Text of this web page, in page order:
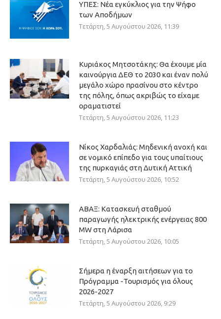
ΥΠΕΣ: Νέα εγκύκλιος για την Ψήφο
των Αποδήμων
Τετάρτη, 5 Αυγούστου 2026, 11:39
Κυριάκος Μητσοτάκης: Θα έχουμε μία
καινούργια ΔΕΘ το 2030 και έναν πολύ
μεγάλο χώρο πρασίνου στο κέντρο
της πόλης, όπως ακριβώς το είχαμε
οραματιστεί
Τετάρτη, 5 Αυγούστου 2026, 11:23
Νίκος Χαρδαλιάς: Μηδενική ανοχή και
σε νομικό επίπεδο για τους υπαίτιους
της πυρκαγιάς στη Δυτική Αττική
Τετάρτη, 5 Αυγούστου 2026, 10:52
ΑΒΑΞ: Κατασκευή σταθμού
παραγωγής ηλεκτρικής ενέργειας 800
ΜW στη Λάρισα
Τετάρτη, 5 Αυγούστου 2026, 10:05
Σήμερα η έναρξη αιτήσεων για το
Πρόγραμμα -Τουρισμός για όλους
2026-2027
Τετάρτη, 5 Αυγούστου 2026, 9:29